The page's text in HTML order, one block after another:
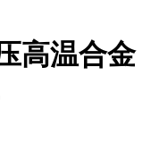
高温合金